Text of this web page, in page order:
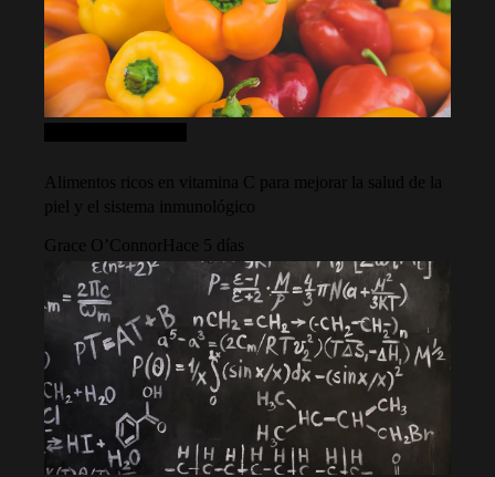
Alimentos ricos en vitamina C para mejorar la salud de la
piel y el sistema inmunológico
Grace O’Connor Hace 5 días